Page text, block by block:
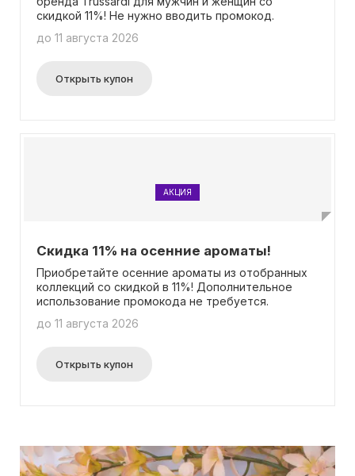
скидкой 11%! Не нужно вводить промокод.
до 11 августа 2026
Открыть купон
АКЦИЯ
Скидка 11% на осенние ароматы!
Приобретайте осенние ароматы из отобранных
коллекций со скидкой в 11%! Дополнительное
использование промокода не требуется.
до 11 августа 2026
Открыть купон